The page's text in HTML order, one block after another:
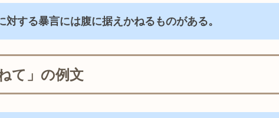
対する暴言には腹に据えかねるものがある。
て」の例文